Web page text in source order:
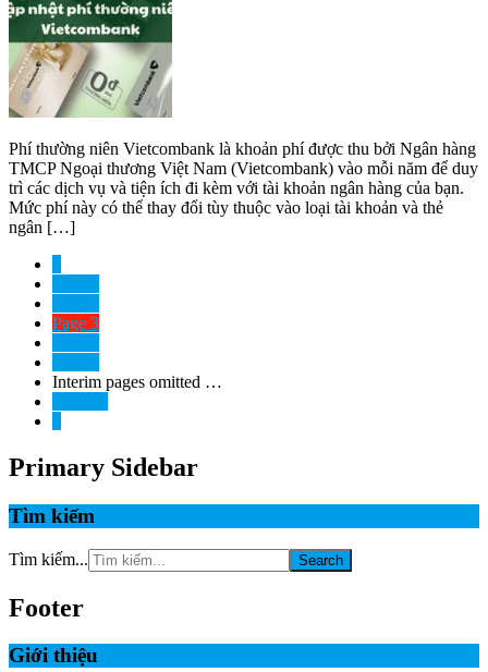
Phí thường niên Vietcombank là khoản phí được thu bởi Ngân hàng
TMCP Ngoại thương Việt Nam (Vietcombank) vào mỗi năm để duy
trì các dịch vụ và tiện ích đi kèm với tài khoản ngân hàng của bạn.
Mức phí này có thể thay đổi tùy thuộc vào loại tài khoản và thẻ
ngân […]
Page 3
Interim pages omitted …
Primary Sidebar
Tìm kiếm
Tìm kiếm...
Footer
Giới thiệu